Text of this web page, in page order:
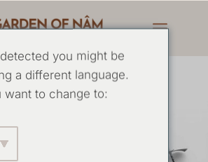
chamánico
de
you might be
a different language.
want to change to: